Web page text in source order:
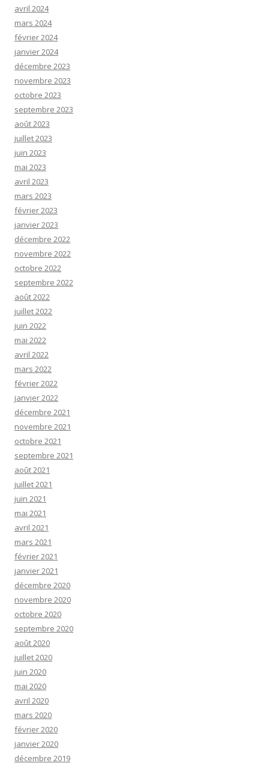
avril 2024
mars 2024
février 2024
janvier 2024
décembre 2023
novembre 2023
octobre 2023
septembre 2023
août 2023
juillet 2023
juin 2023
mai 2023
avril 2023
mars 2023
février 2023
janvier 2023
décembre 2022
novembre 2022
octobre 2022
septembre 2022
août 2022
juillet 2022
juin 2022
mai 2022
avril 2022
mars 2022
février 2022
janvier 2022
décembre 2021
novembre 2021
octobre 2021
septembre 2021
août 2021
juillet 2021
juin 2021
mai 2021
avril 2021
mars 2021
février 2021
janvier 2021
décembre 2020
novembre 2020
octobre 2020
septembre 2020
août 2020
juillet 2020
juin 2020
mai 2020
avril 2020
mars 2020
février 2020
janvier 2020
décembre 2019